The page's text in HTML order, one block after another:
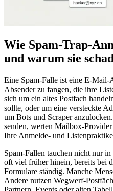
Wie
und warum sie
Eine Spam‑Falle ist eine
Absender zu fangen, die ihre
sich um ein altes Postfach
sollte, oder um eine versteckte
um Bots und Scraper
senden, werten
Ihre Anmelde‑ und
Spam‑Fallen tauchen nicht nur
oft viel früher hinein, bereits bei
Formulare ständig. Manche
Andere nutzen